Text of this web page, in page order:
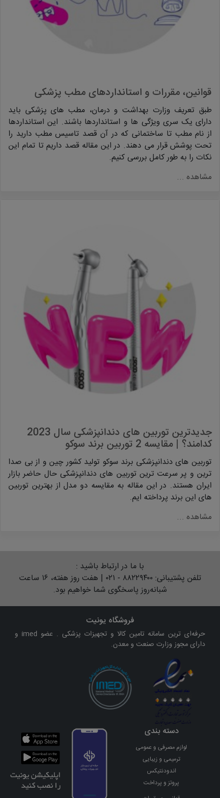
قوانین، مقررات و استانداردهای مطب پزشکی
طبق تعریف وزارت بهداشت و درمان، مطب های پزشکی باید
دارای یک سری ویژگی ها و استانداردها باشند. این استانداردها
از نام مطب تا ساختمانی که در آن قصد تاسیس مطب دارید را
تحت پوشش قرار می دهند. در این مقاله قصد داریم تا تمام این
نکات را به طور کامل بررسی کنیم.
مشاهده ...
جدیدترین توربین های دندانپزشکی سال 2023
کدامند؟ | مقایسه 2 توربین برند سوکو
توربین های دندانپزشکی برند سوکو تولید کشور چین و از بی صدا
ترین و پر سرعت ترین توربین های دندانپزشکی حال حاضر بازار
ایران هستند. در این مقاله به مقایسه دو مدل از بهترین توربین
های این برند پرداخته ایم.
مشاهده ...
با ما در ارتباط باشید :
تلفن پشتیبانی: ۸۸۲۲۹۴۰۰ - ۰۲۱ | هفت روز هفته، ۱۶ ساعت
شبانه‌روز پاسخگوی شما خواهیم بود.
فروشگاه یونیت
حرفه‌ای ترین سامانه تامین کالا و تجهیزات پزشکی . عضو imed و
دارای مجوز وزارت صنعت و معدن.
دسته بندی
لوازم مصرفی و عمومی
ترمیمی و زیبایی
اندودنتیکس
پروتز و پرداخت
ارتودنسی